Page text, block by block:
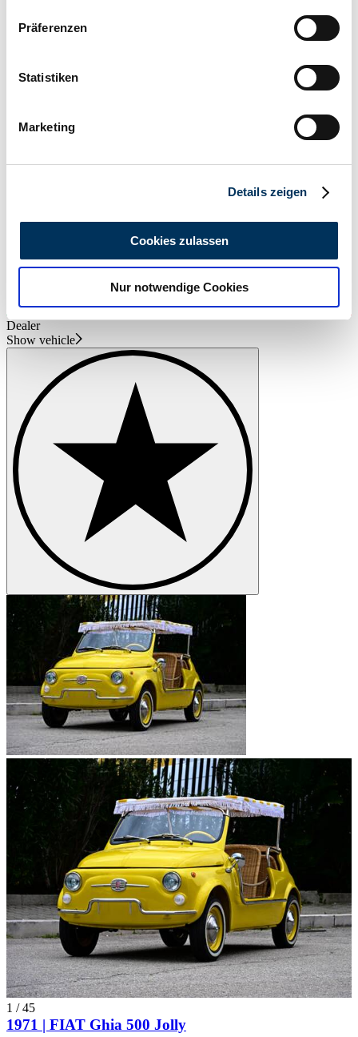
Informationen über Ihre geografische Lage
können
bestimmten Merkmalen (Fingerprinting) identifizieren
Erfahren Sie mehr darüber, wie Ihre persönlichen Daten
analysieren. Außerdem geben wir Informationen zu Ihrer
Verwendung unserer Website an unsere Partner für
soziale Medien, Werbung und Analysen weiter. Unsere
Partner führen diese Informationen möglicherweise mit
weiteren Daten zusammen, die Sie ihnen bereitgestellt
haben oder die sie im Rahmen Ihrer Nutzung der Dienste
gesammelt haben.
Datenschutzerklärung
Präferenzen
Statistiken
Marketing
Details zeigen
Cookies zulassen
Nur notwendige Cookies
Dealer
Show vehicle
1 /45
1971 | FIAT Ghia 500 Jolly